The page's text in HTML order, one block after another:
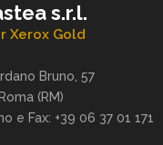
s.r.l.
Xerox Gold
Bruno, 57
(RM)
e Fax: +39 06 37 01 171